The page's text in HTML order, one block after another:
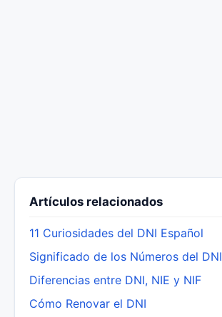
Artículos relacionados
11 Curiosidades del DNI Español
Significado de los Números del DNI
Diferencias entre DNI, NIE y NIF
Cómo Renovar el DNI